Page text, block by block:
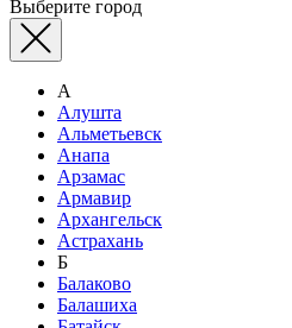
Выберите город
А
Алушта
Альметьевск
Анапа
Арзамас
Армавир
Архангельск
Астрахань
Б
Балаково
Балашиха